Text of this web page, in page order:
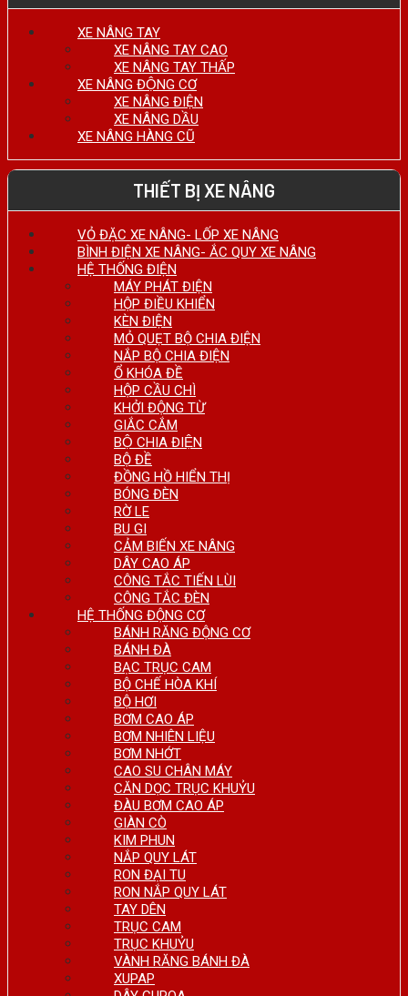
XE NÂNG TAY
XE NÂNG TAY CAO
XE NÂNG TAY THẤP
XE NÂNG ĐỘNG CƠ
XE NÂNG ĐIỆN
XE NÂNG DẦU
XE NÂNG HÀNG CŨ
THIẾT BỊ XE NÂNG
VỎ ĐẶC XE NÂNG- LỐP XE NÂNG
BÌNH ĐIỆN XE NÂNG- ẮC QUY XE NÂNG
HỆ THỐNG ĐIỆN
MÁY PHÁT ĐIỆN
HỘP ĐIỀU KHIỂN
KÈN ĐIỆN
MỎ QUẸT BỘ CHIA ĐIỆN
NẮP BỘ CHIA ĐIỆN
Ổ KHÓA ĐỀ
HỘP CẦU CHÌ
KHỞI ĐỘNG TỪ
GIẮC CẮM
BỘ CHIA ĐIỆN
BỘ ĐỀ
ĐỒNG HỒ HIỂN THỊ
BÓNG ĐÈN
RỜ LE
BU GI
CẢM BIẾN XE NÂNG
DÂY CAO ÁP
CÔNG TẮC TIẾN LÙI
CÔNG TẮC ĐÈN
HỆ THỐNG ĐỘNG CƠ
BÁNH RĂNG ĐỘNG CƠ
BÁNH ĐÀ
BẠC TRỤC CAM
BỘ CHẾ HÒA KHÍ
BỘ HƠI
BƠM CAO ÁP
BƠM NHIÊN LIỆU
BƠM NHỚT
CAO SU CHÂN MÁY
CĂN DỌC TRỤC KHUỶU
ĐÀU BƠM CAO ÁP
GIÀN CÒ
KIM PHUN
NẮP QUY LÁT
RON ĐẠI TU
RON NẮP QUY LÁT
TAY DÊN
TRỤC CAM
TRỤC KHUỶU
VÀNH RĂNG BÁNH ĐÀ
XUPAP